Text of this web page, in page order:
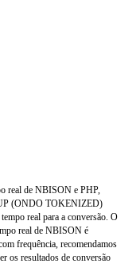
real de NBISON e PHP,
(ONDO TOKENIZED)
real para a conversão. O
real de NBISON é
frequência, recomendamos
os resultados de conversão